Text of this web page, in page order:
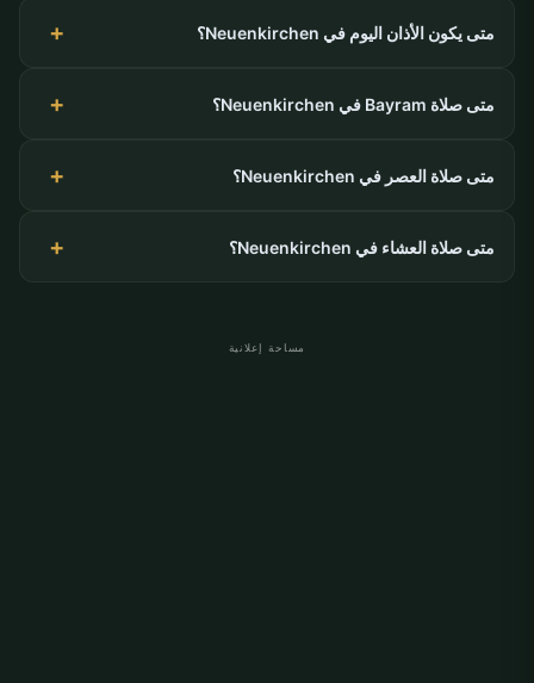
متى يكون الأذان اليوم في Neuenkirchen؟
متى صلاة Bayram في Neuenkirchen؟
متى صلاة العصر في Neuenkirchen؟
متى صلاة العشاء في Neuenkirchen؟
مساحة إعلانية